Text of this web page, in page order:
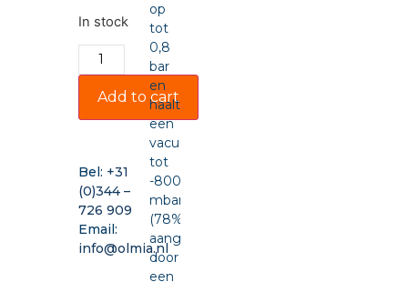
In stock
Add to cart
Bel: +31
(0)344 –
726 909
Email:
info@olmia.nl
op
tot
0,8
bar
en
haalt
een
vacuüm
tot
-800
mbar
(78%),
aangedreven
door
een